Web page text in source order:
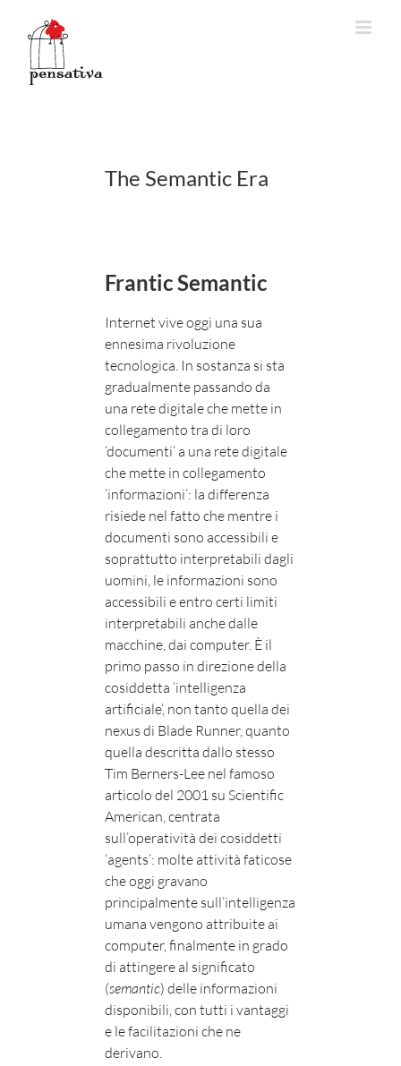
contenuto
The Semantic Era
Frantic Semantic
Internet vive oggi una sua
ennesima rivoluzione
tecnologica. In sostanza si sta
gradualmente passando da
una rete digitale che mette in
collegamento tra di loro
‘documenti’ a una rete digitale
che mette in collegamento
‘informazioni’: la differenza
risiede nel fatto che mentre i
documenti sono accessibili e
soprattutto interpretabili dagli
uomini, le informazioni sono
accessibili e entro certi limiti
interpretabili anche dalle
macchine, dai computer. È il
primo passo in direzione della
cosiddetta ‘intelligenza
artificiale’, non tanto quella dei
nexus di Blade Runner, quanto
quella descritta dallo stesso
Tim Berners-Lee nel famoso
articolo del 2001 su Scientific
American, centrata
sull’operatività dei cosiddetti
‘agents’: molte attività faticose
che oggi gravano
principalmente sull’intelligenza
umana vengono attribuite ai
computer, finalmente in grado
di attingere al significato
(semantic) delle informazioni
disponibili, con tutti i vantaggi
e le facilitazioni che ne
derivano.